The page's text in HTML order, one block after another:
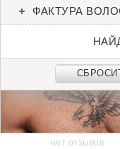
ФАКТУРА
нет отзывов